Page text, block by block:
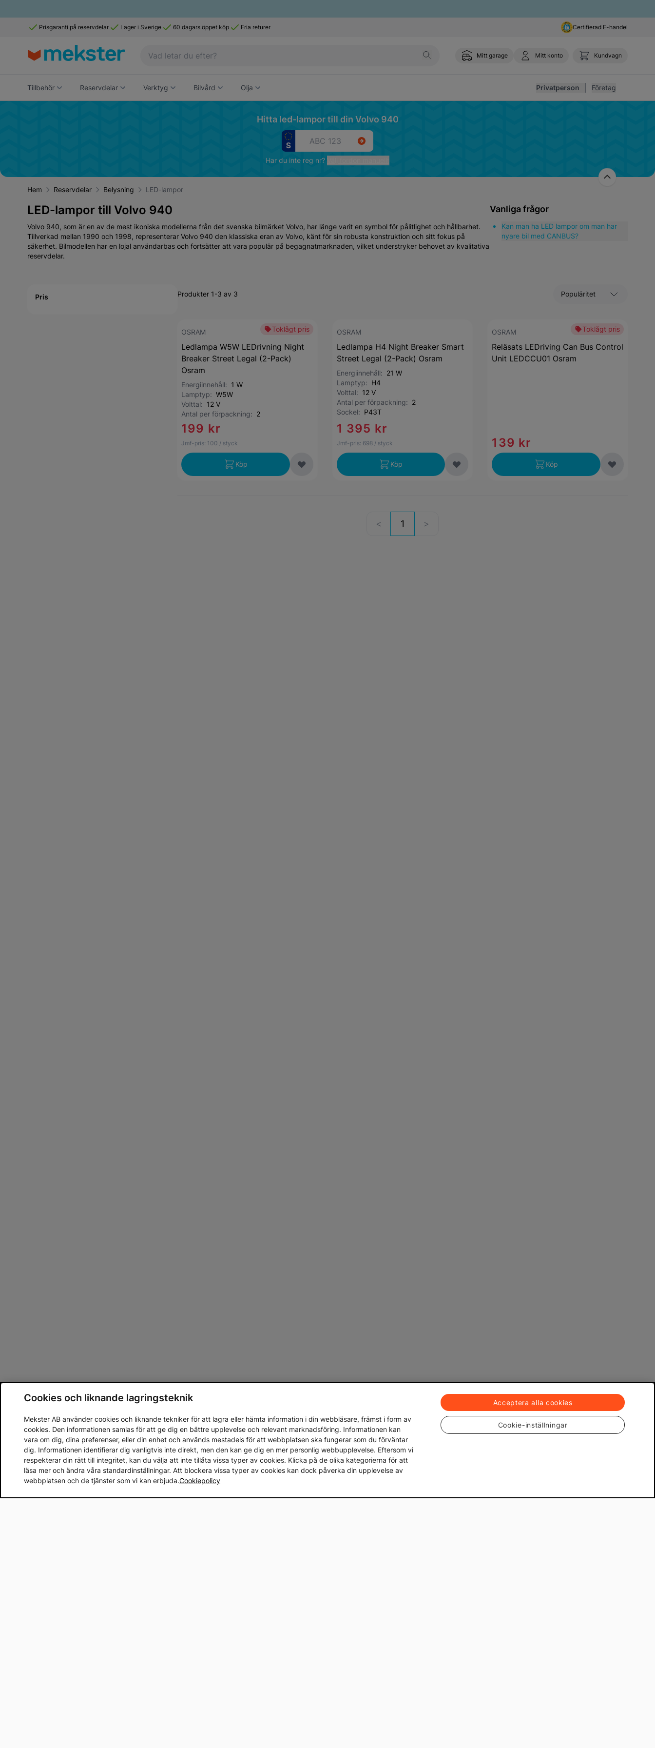
Prisgaranti på reservdelar Lager i Sverige 60 dagars öppet köp Fria returer Certifierad E-handel
Mitt garage Mitt konto Kundvagn
Tillbehör Reservdelar Verktyg Bilvård Olja Privatperson Företag
Hitta led-lampor till din Volvo 940
Har du inte reg nr?
Hem Reservdelar Belysning LED-lampor
LED-lampor till Volvo 940
Volvo 940, som är en av de mest ikoniska modellerna från det svenska bilmärket Volvo, har länge varit en symbol för pålitlighet och hållbarhet.
Tillverkad mellan 1990 och 1998, representerar Volvo 940 den klassiska eran av Volvo, känt för sin robusta konstruktion och sitt fokus på
säkerhet. Bilmodellen har en lojal användarbas och fortsätter att vara populär på begagnatmarknaden, vilket understryker behovet av kvalitativa
reservdelar.
Vanliga frågor
Kan man ha LED lampor om man har
nyare bil med CANBUS?
Pris
Sortera efter
Produkter 1-3 av 3
Toklågt pris
OSRAM
Ledlampa W5W LEDrivning Night
Breaker Street Legal (2-Pack)
Osram
Energiinnehåll: 1 W
Lamptyp: W5W
Volttal: 12 V
Antal per förpackning: 2
199 kr
Jmf-pris: 100 / styck
Köp
OSRAM
Ledlampa H4 Night Breaker Smart
Street Legal (2-Pack) Osram
Energiinnehåll: 21 W
Lamptyp: H4
Volttal: 12 V
Antal per förpackning: 2
Sockel: P43T
1 395 kr
Jmf-pris: 698 / styck
Köp
Toklågt pris
OSRAM
Reläsats LEDriving Can Bus Control
Unit LEDCCU01 Osram
139 kr
Köp
1
Cookies och liknande lagringsteknik
Mekster AB använder cookies och liknande tekniker för att lagra eller hämta information i din webbläsare, främst i form av
cookies. Den informationen samlas för att ge dig en bättre upplevelse och relevant marknadsföring. Informationen kan
vara om dig, dina preferenser, eller din enhet och används mestadels för att webbplatsen ska fungerar som du förväntar
dig. Informationen identifierar dig vanligtvis inte direkt, men den kan ge dig en mer personlig webbupplevelse. Eftersom vi
respekterar din rätt till integritet, kan du välja att inte tillåta vissa typer av cookies. Klicka på de olika kategorierna för att
läsa mer och ändra våra standardinställningar. Att blockera vissa typer av cookies kan dock påverka din upplevelse av
webbplatsen och de tjänster som vi kan erbjuda.Cookiepolicy
Acceptera alla cookies
Cookie-inställningar